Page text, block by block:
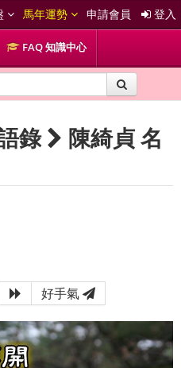
馬年運勢 申請會員 登入
FAQ 知識中心
錄
陳綺貞 名
好手氣